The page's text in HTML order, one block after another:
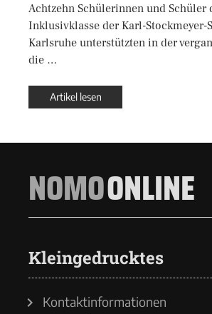
Achtzehn Schülerinnen und Schüler
Inklusivklasse der Karl-Stockmeyer-
Karlsruhe unterstützten in der
die …
Artikel lesen
NOMOONLINE
Kleingedrucktes
Kontaktinformationen